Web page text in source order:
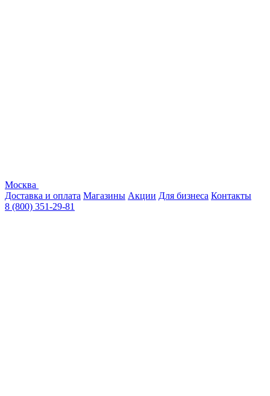
Москва
Доставка и оплата Магазины Акции Для бизнеса Контакты
8 (800) 351-29-81